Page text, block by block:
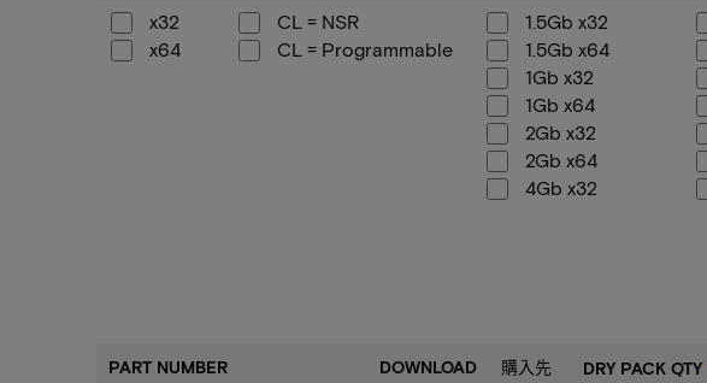
x32
x64
CL = NSR
CL = Programmable
1.5Gb x32
1.5Gb x64
1Gb x32
1Gb x64
2Gb x32
2Gb x64
4Gb x32
X64
PART NUMBER DOWNLOAD 購入先 DRY PACK QTY